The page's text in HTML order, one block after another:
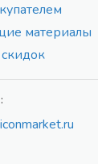
материалы